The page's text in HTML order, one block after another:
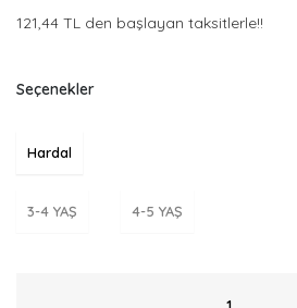
121,44 TL den başlayan taksitlerle!!
Seçenekler
Hardal
3-4 YAŞ 4-5 YAŞ